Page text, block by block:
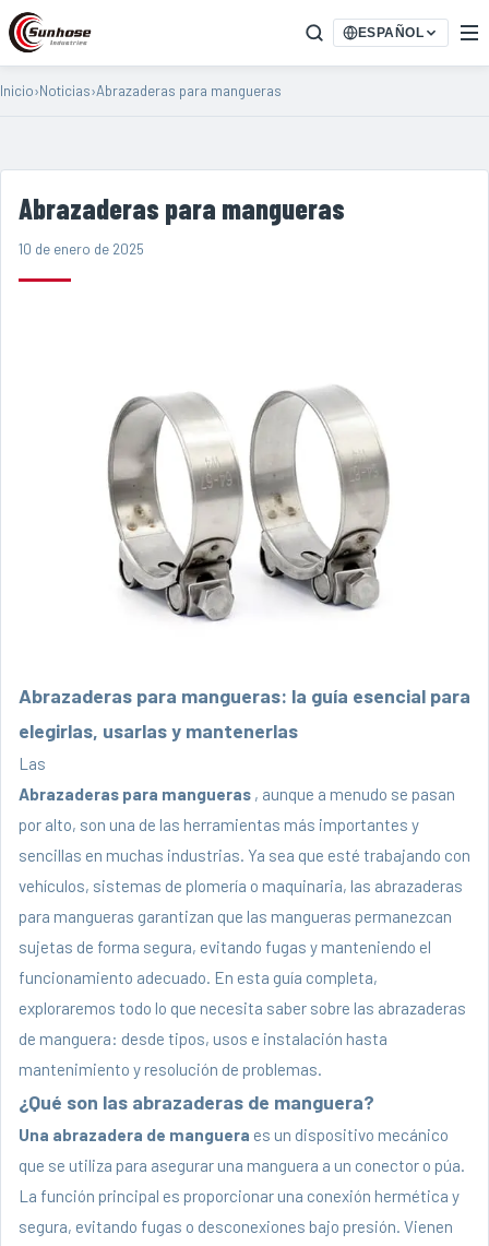
ESPAÑOL
Inicio›Noticias›Abrazaderas para mangueras
Abrazaderas para mangueras
10 de enero de 2025
Abrazaderas para mangueras: la guía esencial para
elegirlas, usarlas y mantenerlas
Las
Abrazaderas para mangueras , aunque a menudo se pasan
por alto, son una de las herramientas más importantes y
sencillas en muchas industrias. Ya sea que esté trabajando con
vehículos, sistemas de plomería o maquinaria, las abrazaderas
para mangueras garantizan que las mangueras permanezcan
sujetas de forma segura, evitando fugas y manteniendo el
funcionamiento adecuado. En esta guía completa,
exploraremos todo lo que necesita saber sobre las abrazaderas
de manguera: desde tipos, usos e instalación hasta
mantenimiento y resolución de problemas.
¿Qué son las abrazaderas de manguera?
Una abrazadera de manguera es un dispositivo mecánico
que se utiliza para asegurar una manguera a un conector o púa.
La función principal es proporcionar una conexión hermética y
segura, evitando fugas o desconexiones bajo presión. Vienen